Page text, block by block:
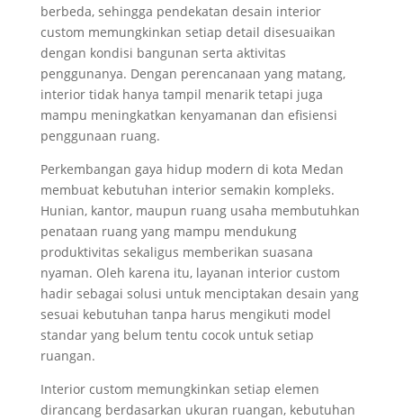
berbeda, sehingga pendekatan desain interior
custom memungkinkan setiap detail disesuaikan
dengan kondisi bangunan serta aktivitas
penggunanya. Dengan perencanaan yang matang,
interior tidak hanya tampil menarik tetapi juga
mampu meningkatkan kenyamanan dan efisiensi
penggunaan ruang.
Perkembangan gaya hidup modern di kota Medan
membuat kebutuhan interior semakin kompleks.
Hunian, kantor, maupun ruang usaha membutuhkan
penataan ruang yang mampu mendukung
produktivitas sekaligus memberikan suasana
nyaman. Oleh karena itu, layanan interior custom
hadir sebagai solusi untuk menciptakan desain yang
sesuai kebutuhan tanpa harus mengikuti model
standar yang belum tentu cocok untuk setiap
ruangan.
Interior custom memungkinkan setiap elemen
dirancang berdasarkan ukuran ruangan, kebutuhan